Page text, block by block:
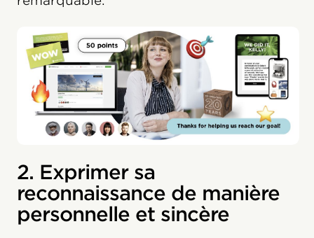
2. Exprimer sa
reconnaissance de manière
personnelle et sincère